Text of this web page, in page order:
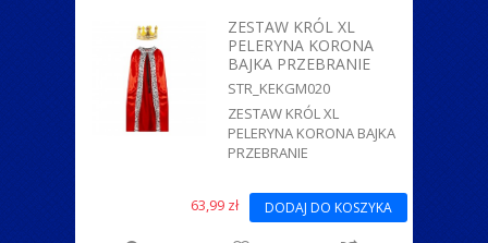
ZESTAW KRÓL XL
PELERYNA KORONA
BAJKA PRZEBRANIE
STR_KEKGM020
ZESTAW KRÓL XL
PELERYNA KORONA BAJKA
PRZEBRANIE
63,99 zł DODAJ DO KOSZYKA